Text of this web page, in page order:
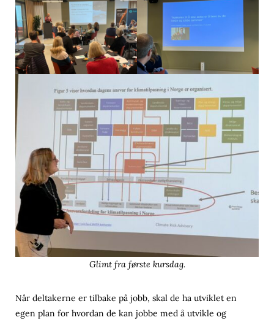
Glimt fra første kursdag.
Når deltakerne er tilbake på jobb, skal de ha utviklet en
egen plan for hvordan de kan jobbe med å utvikle og